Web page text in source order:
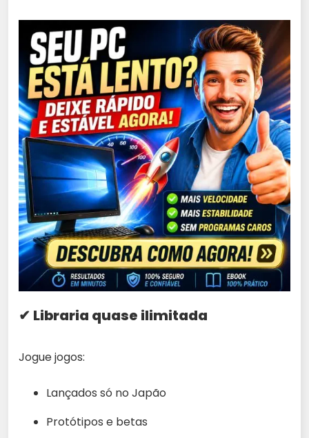
✔ Libraria quase ilimitada
Jogue jogos:
Lançados só no Japão
Protótipos e betas